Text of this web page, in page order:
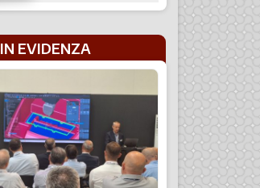
IN EVIDENZA